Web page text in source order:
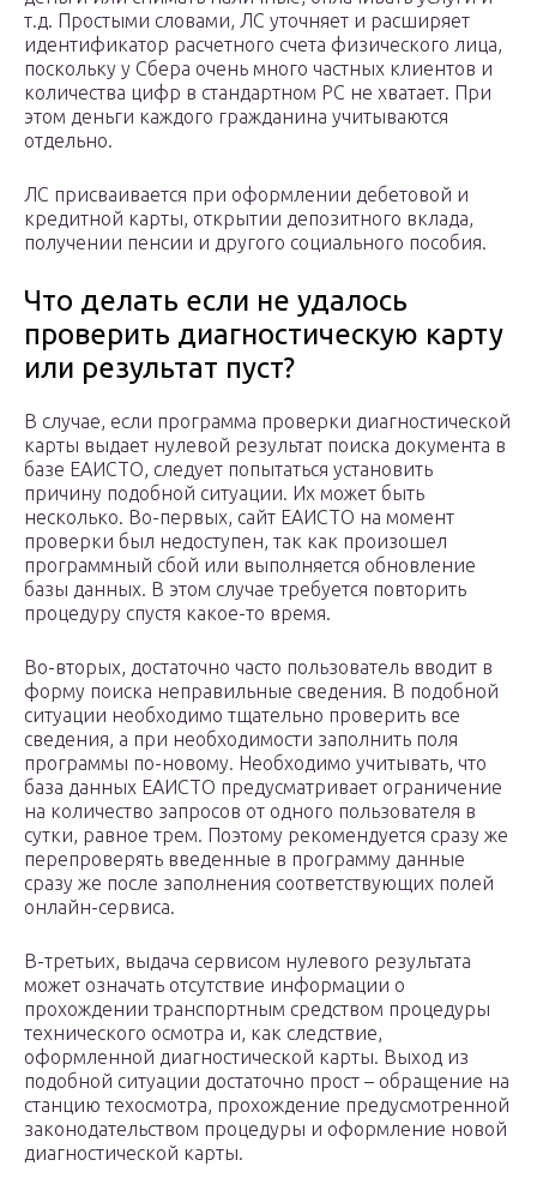
т.д. Простыми словами, ЛС уточняет и расширяет
идентификатор расчетного счета физического лица,
поскольку у Сбера очень много частных клиентов и
количества цифр в стандартном РС не хватает. При
этом деньги каждого гражданина учитываются
отдельно.
ЛС присваивается при оформлении дебетовой и
кредитной карты, открытии депозитного вклада,
получении пенсии и другого социального пособия.
Что делать если не удалось
проверить диагностическую карту
или результат пуст?
В случае, если программа проверки диагностической
карты выдает нулевой результат поиска документа в
базе ЕАИСТО, следует попытаться установить
причину подобной ситуации. Их может быть
несколько. Во-первых, сайт ЕАИСТО на момент
проверки был недоступен, так как произошел
программный сбой или выполняется обновление
базы данных. В этом случае требуется повторить
процедуру спустя какое-то время.
Во-вторых, достаточно часто пользователь вводит в
форму поиска неправильные сведения. В подобной
ситуации необходимо тщательно проверить все
сведения, а при необходимости заполнить поля
программы по-новому. Необходимо учитывать, что
база данных ЕАИСТО предусматривает ограничение
на количество запросов от одного пользователя в
сутки, равное трем. Поэтому рекомендуется сразу же
перепроверять введенные в программу данные
сразу же после заполнения соответствующих полей
онлайн-сервиса.
В-третьих, выдача сервисом нулевого результата
может означать отсутствие информации о
прохождении транспортным средством процедуры
технического осмотра и, как следствие,
оформленной диагностической карты. Выход из
подобной ситуации достаточно прост – обращение на
станцию техосмотра, прохождение предусмотренной
законодательством процедуры и оформление новой
диагностической карты.